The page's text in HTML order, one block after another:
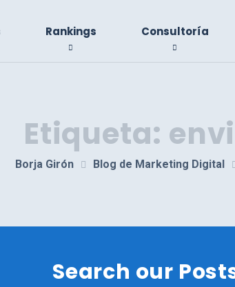
Rankings Consultoría
Etiqueta:
Borja Girón Blog de Marketing Digital
Search our